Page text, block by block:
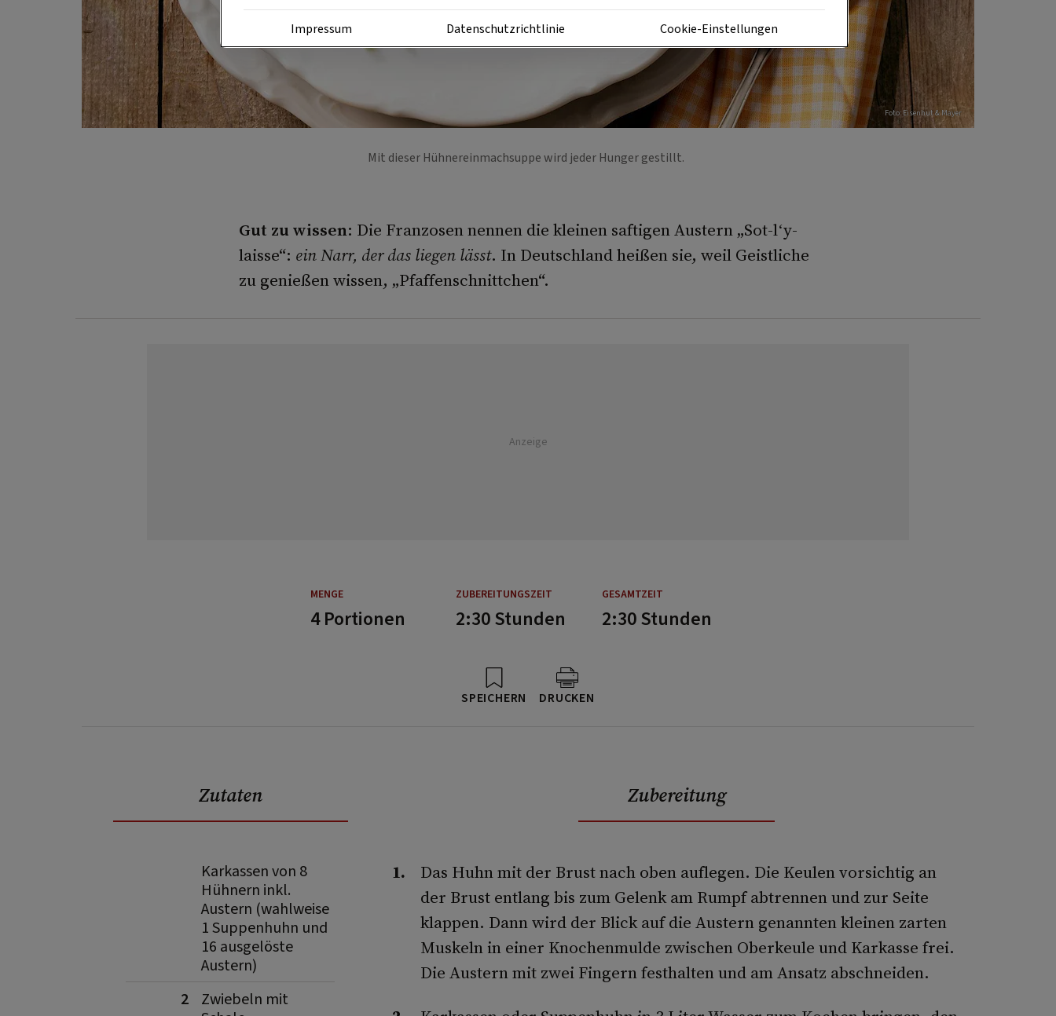
Foto: Eisenhut & Mayer
Mit dieser Hühnereinmachsuppe wird jeder Hunger gestillt.
Gut zu wissen: Die Franzosen nennen die kleinen saftigen Austern „Sot-l‘y-
laisse“: ein Narr, der das liegen lässt. In Deutschland heißen sie, weil Geistliche
zu genießen wissen, „Pfaffenschnittchen“.
Anzeige
MENGE ZUBEREITUNGSZEIT GESAMTZEIT
4 Portionen 2:30 Stunden 2:30 Stunden
SPEICHERN DRUCKEN
Zutaten
Karkassen von 8
Hühnern inkl.
Austern (wahlweise
1 Suppenhuhn und
16 ausgelöste
Austern)
2
Zwiebeln mit
Zubereitung
Das Huhn mit der Brust nach oben auflegen. Die Keulen vorsichtig an
der Brust entlang bis zum Gelenk am Rumpf abtrennen und zur Seite
klappen. Dann wird der Blick auf die Austern genannten kleinen zarten
Muskeln in einer Knochenmulde zwischen Oberkeule und Karkasse frei.
Die Austern mit zwei Fingern festhalten und am Ansatz abschneiden.
Impressum Datenschutzrichtlinie Cookie-Einstellungen